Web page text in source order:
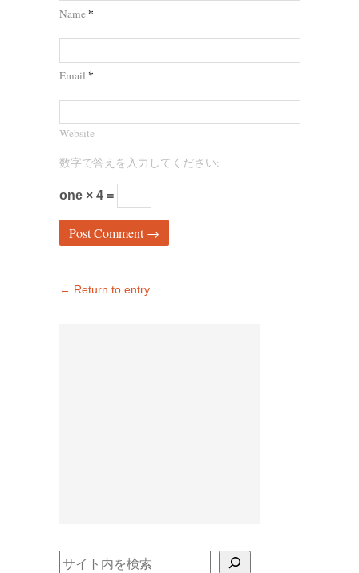
Name*
Email *
Website
数字で答えを入力してください:
one × 4 =
← Return to entry
検索